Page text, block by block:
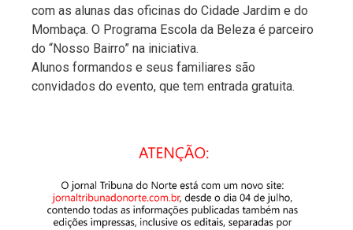
com as alunas das oficinas do Cidade Jardim e do
Mombaça. O Programa Escola da Beleza é parceiro
do “Nosso Bairro” na iniciativa.
Alunos formandos e seus familiares são
convidados do evento, que tem entrada gratuita.